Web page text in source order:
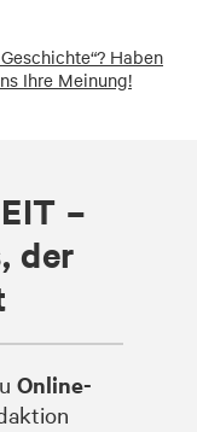
Haben
Ihre Meinung!
–
der
Online-